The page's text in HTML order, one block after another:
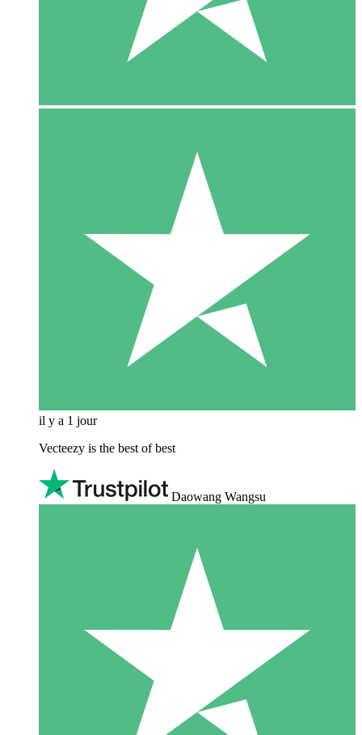
il y a 1 jour
Vecteezy is the best of best
Daowang Wangsu